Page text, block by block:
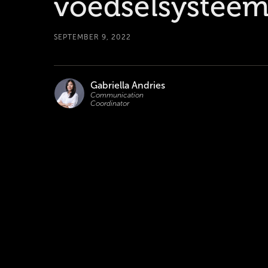
SEPTEMBER 9, 2022
Gabriella Andries
Communication
Coordinator